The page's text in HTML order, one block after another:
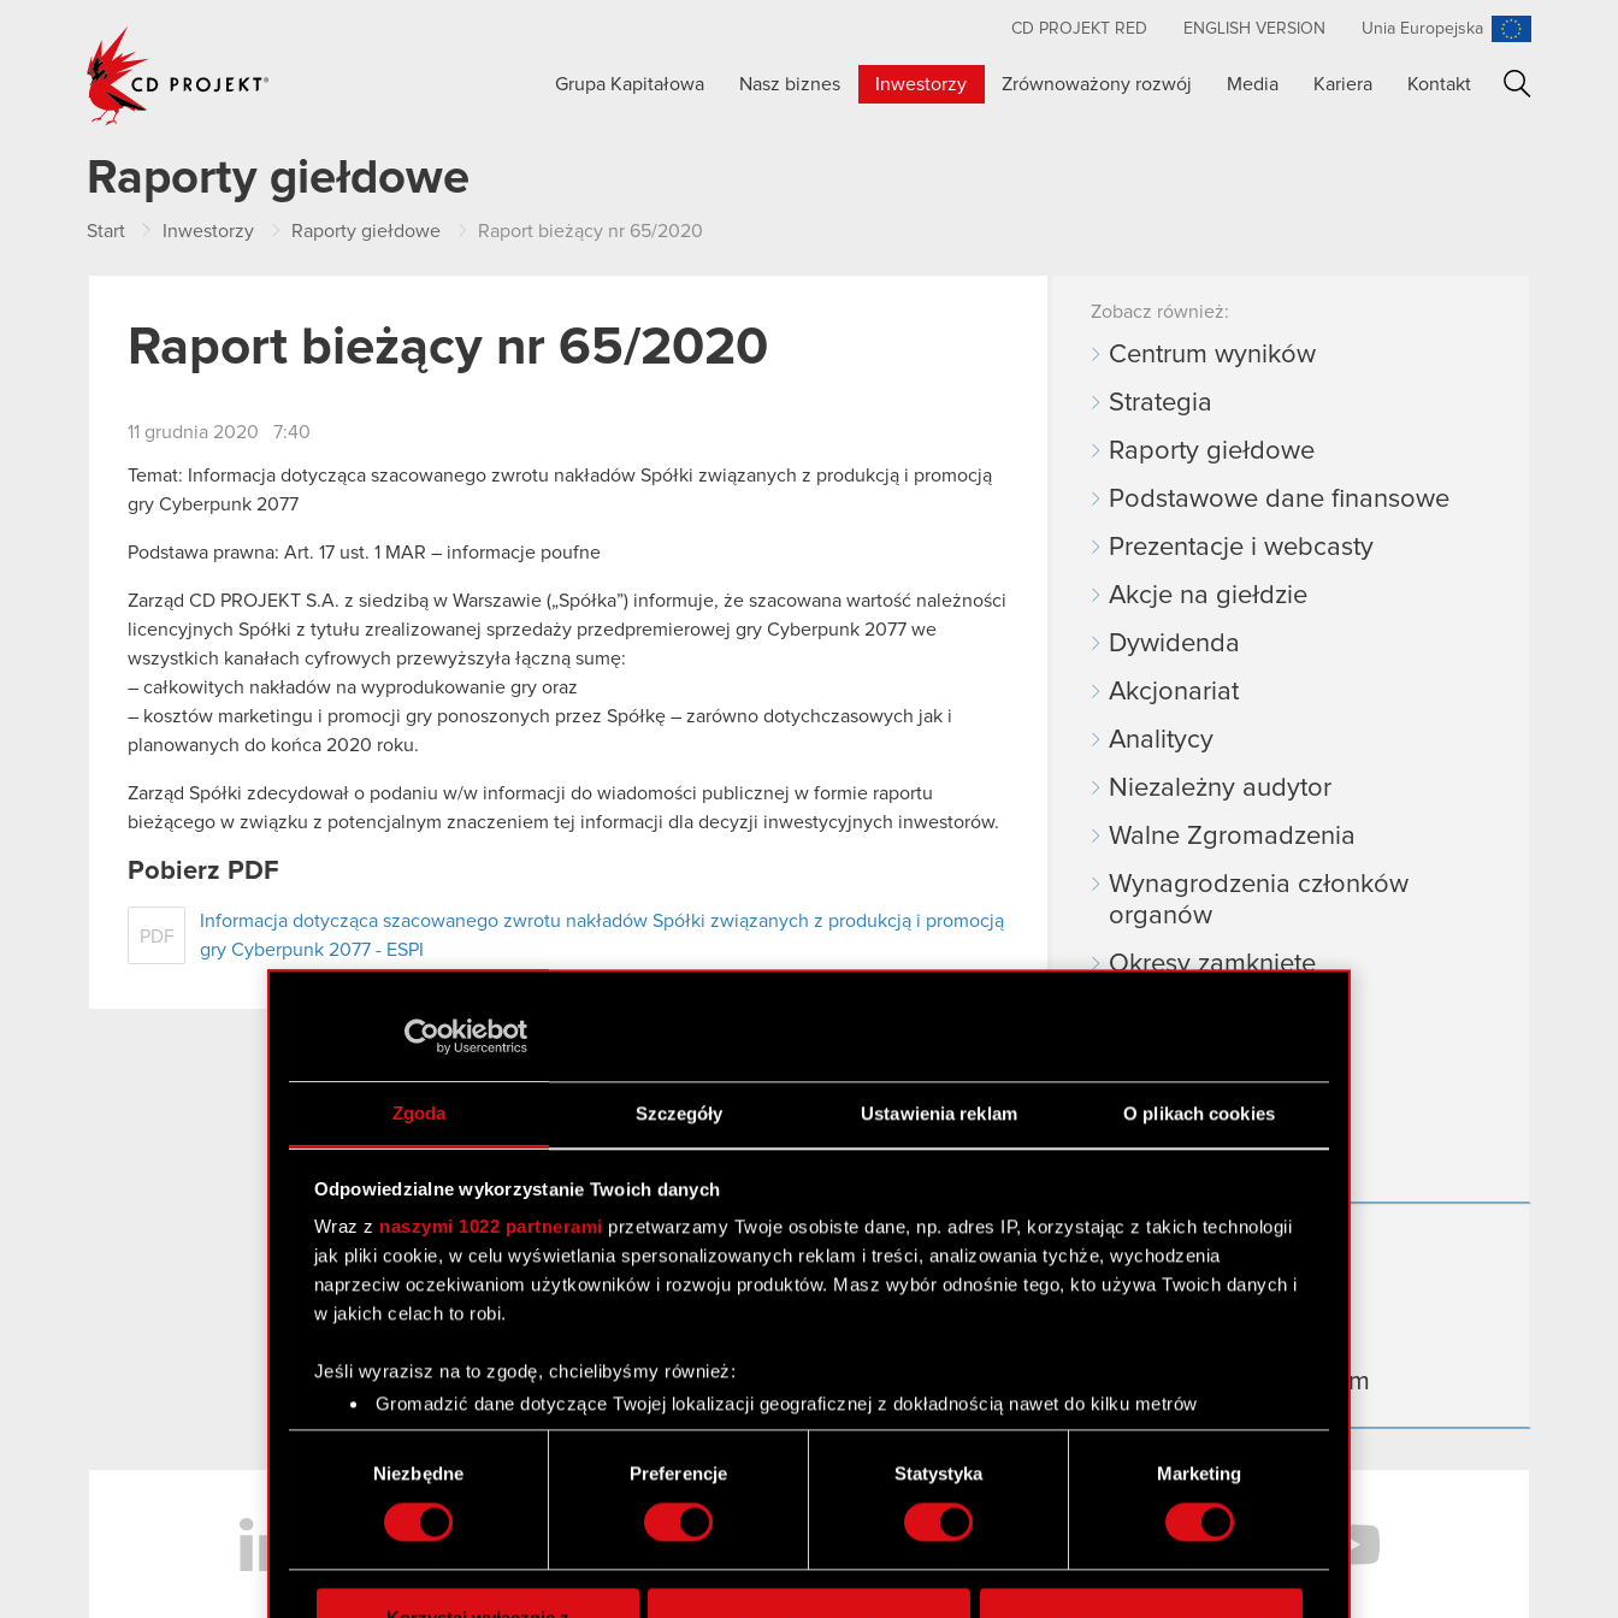
Zgoda Szczegóły Ustawienia reklam O plikach cookies
Odpowiedzialne wykorzystanie Twoich danych
Wraz z naszymi 1022 partnerami przetwarzamy Twoje osobiste dane, np. adres IP, korzystając z takich technologii
jak pliki cookie, w celu wyświetlania spersonalizowanych reklam i treści, analizowania tychże, wychodzenia
naprzeciw oczekiwaniom użytkowników i rozwoju produktów. Masz wybór odnośnie tego, kto używa Twoich danych i
w jakich celach to robi.
Jeśli wyrazisz na to zgodę, chcielibyśmy również:
Gromadzić dane dotyczące Twojej lokalizacji geograficznej z dokładnością nawet do kilku metrów
Identyfikować Twoje urządzenie, aktywnie analizując charakteryzującego je zbiory danych (fingerprinting,
Dowiedz się więcej odnośnie tego, jak Twoje osobiste dane są przetwarzane oraz ustaw własne preferencje w
szczegółów . W Deklaracji plików cookie możesz zmienić lub wycofać swoją zgodę w dowolnej chwili.
Wykorzystujemy pliki cookie do spersonalizowania treści i reklam, aby oferować funkcje społecznościowe i
Niezbędne Preferencje Statystyka Marketing
CD PROJEKT RED ENGLISH VERSION Unia Europejska
Grupa Kapitałowa Nasz biznes Inwestorzy Zrównoważony rozwój Media Kariera Kontakt
Raporty giełdowe
Start Inwestorzy Raporty giełdowe Raport bieżący nr 65/2020
Raport bieżący nr 65/2020
11 grudnia 2020 7:40
Temat: Informacja dotycząca szacowanego zwrotu nakładów Spółki związanych z produkcją i promocją
gry Cyberpunk 2077
Podstawa prawna: Art. 17 ust. 1 MAR – informacje poufne
Zarząd CD PROJEKT S.A. z siedzibą w Warszawie („Spółka”) informuje, że szacowana wartość należności
licencyjnych Spółki z tytułu zrealizowanej sprzedaży przedpremierowej gry Cyberpunk 2077 we
wszystkich kanałach cyfrowych przewyższyła łączną sumę:
– całkowitych nakładów na wyprodukowanie gry oraz
– kosztów marketingu i promocji gry ponoszonych przez Spółkę – zarówno dotychczasowych jak i
planowanych do końca 2020 roku.
Zarząd Spółki zdecydował o podaniu w/w informacji do wiadomości publicznej w formie raportu
bieżącego w związku z potencjalnym znaczeniem tej informacji dla decyzji inwestycyjnych inwestorów.
Pobierz PDF
PDF
Informacja dotycząca szacowanego zwrotu nakładów Spółki związanych z produkcją i promocją
gry Cyberpunk 2077 - ESPI
Zobacz również:
Centrum wyników
Strategia
Raporty giełdowe
Podstawowe dane finansowe
Prezentacje i webcasty
Akcje na giełdzie
Dywidenda
Akcjonariat
Analitycy
Niezależny audytor
Walne Zgromadzenia
Wynagrodzenia członków
organów
Okresy zamknięte
Przydatne linki
Kontakt IR
Dowiedz się więcej:
thewitcher.com
gear.cdprojektred.com
Facebook